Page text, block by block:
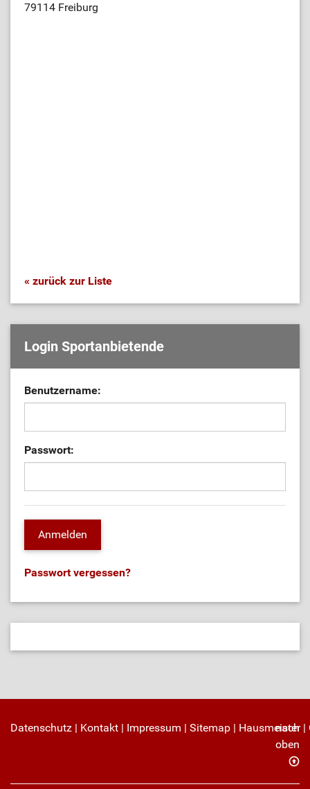
79114 Freiburg
« zurück zur Liste
Login Sportanbietende
Benutzername:
Passwort:
Passwort vergessen?
Datenschutz | Kontakt | Impressum | Sitemap | Hausmeister|
nach
oben